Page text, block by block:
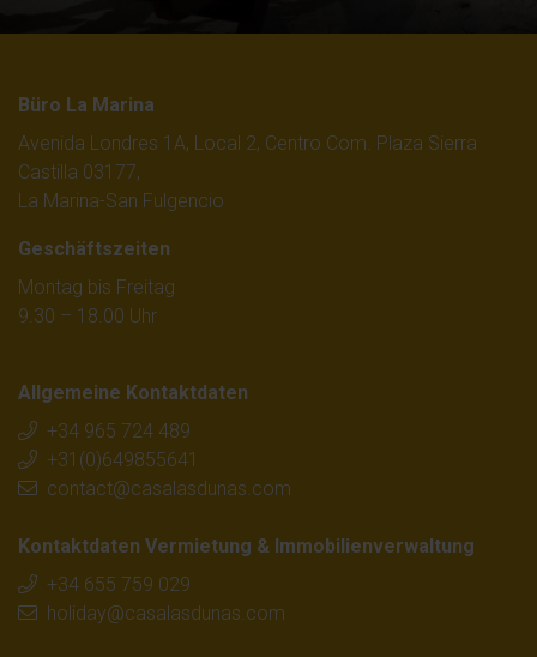
Büro La Marina
Avenida Londres 1A, Local 2, Centro Com. Plaza Sierra
Castilla 03177,
La Marina-San Fulgencio
Geschäftszeiten
Montag bis Freitag
9.30 – 18.00 Uhr
Allgemeine Kontaktdaten
+34 965 724 489
+31(0)649855641
contact@casalasdunas.com
Kontaktdaten Vermietung & Immobilienverwaltung
+34 655 759 029
holiday@casalasdunas.com